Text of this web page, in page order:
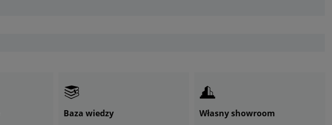
Baza wiedzy Własny showroom